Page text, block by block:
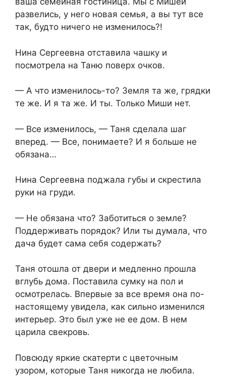
развелись, у него новая семья, а вы тут все
так, будто ничего не изменилось?!
Нина Сергеевна отставила чашку и
посмотрела на Таню поверх очков.
— А что изменилось-то? Земля та же, грядки
те же. И я та же. И ты. Только Миши нет.
— Все изменилось, — Таня сделала шаг
вперед. — Все, понимаете? И я больше не
обязана…
Нина Сергеевна поджала губы и скрестила
руки на груди.
— Не обязана что? Заботиться о земле?
Поддерживать порядок? Или ты думала, что
дача будет сама себя содержать?
Таня отошла от двери и медленно прошла
вглубь дома. Поставила сумку на пол и
осмотрелась. Впервые за все время она по-
настоящему увидела, как сильно изменился
интерьер. Это был уже не ее дом. В нем
царила свекровь.
Повсюду яркие скатерти с цветочным
узором, которые Таня никогда не любила.